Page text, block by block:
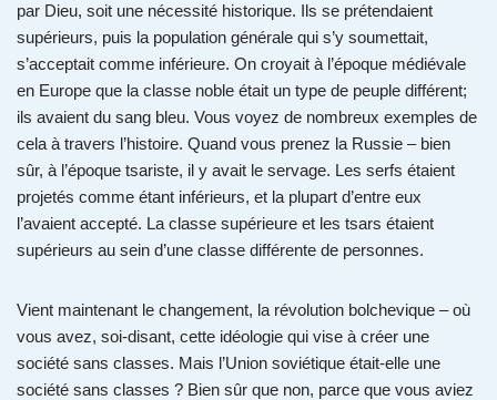
par Dieu, soit une nécessité historique. Ils se prétendaient
supérieurs, puis la population générale qui s’y soumettait,
s’acceptait comme inférieure. On croyait à l’époque médiévale
en Europe que la classe noble était un type de peuple différent;
ils avaient du sang bleu. Vous voyez de nombreux exemples de
cela à travers l’histoire. Quand vous prenez la Russie – bien
sûr, à l’époque tsariste, il y avait le servage. Les serfs étaient
projetés comme étant inférieurs, et la plupart d’entre eux
l’avaient accepté. La classe supérieure et les tsars étaient
supérieurs au sein d’une classe différente de personnes.
Vient maintenant le changement, la révolution bolchevique – où
vous avez, soi-disant, cette idéologie qui vise à créer une
société sans classes. Mais l’Union soviétique était-elle une
société sans classes ? Bien sûr que non, parce que vous aviez